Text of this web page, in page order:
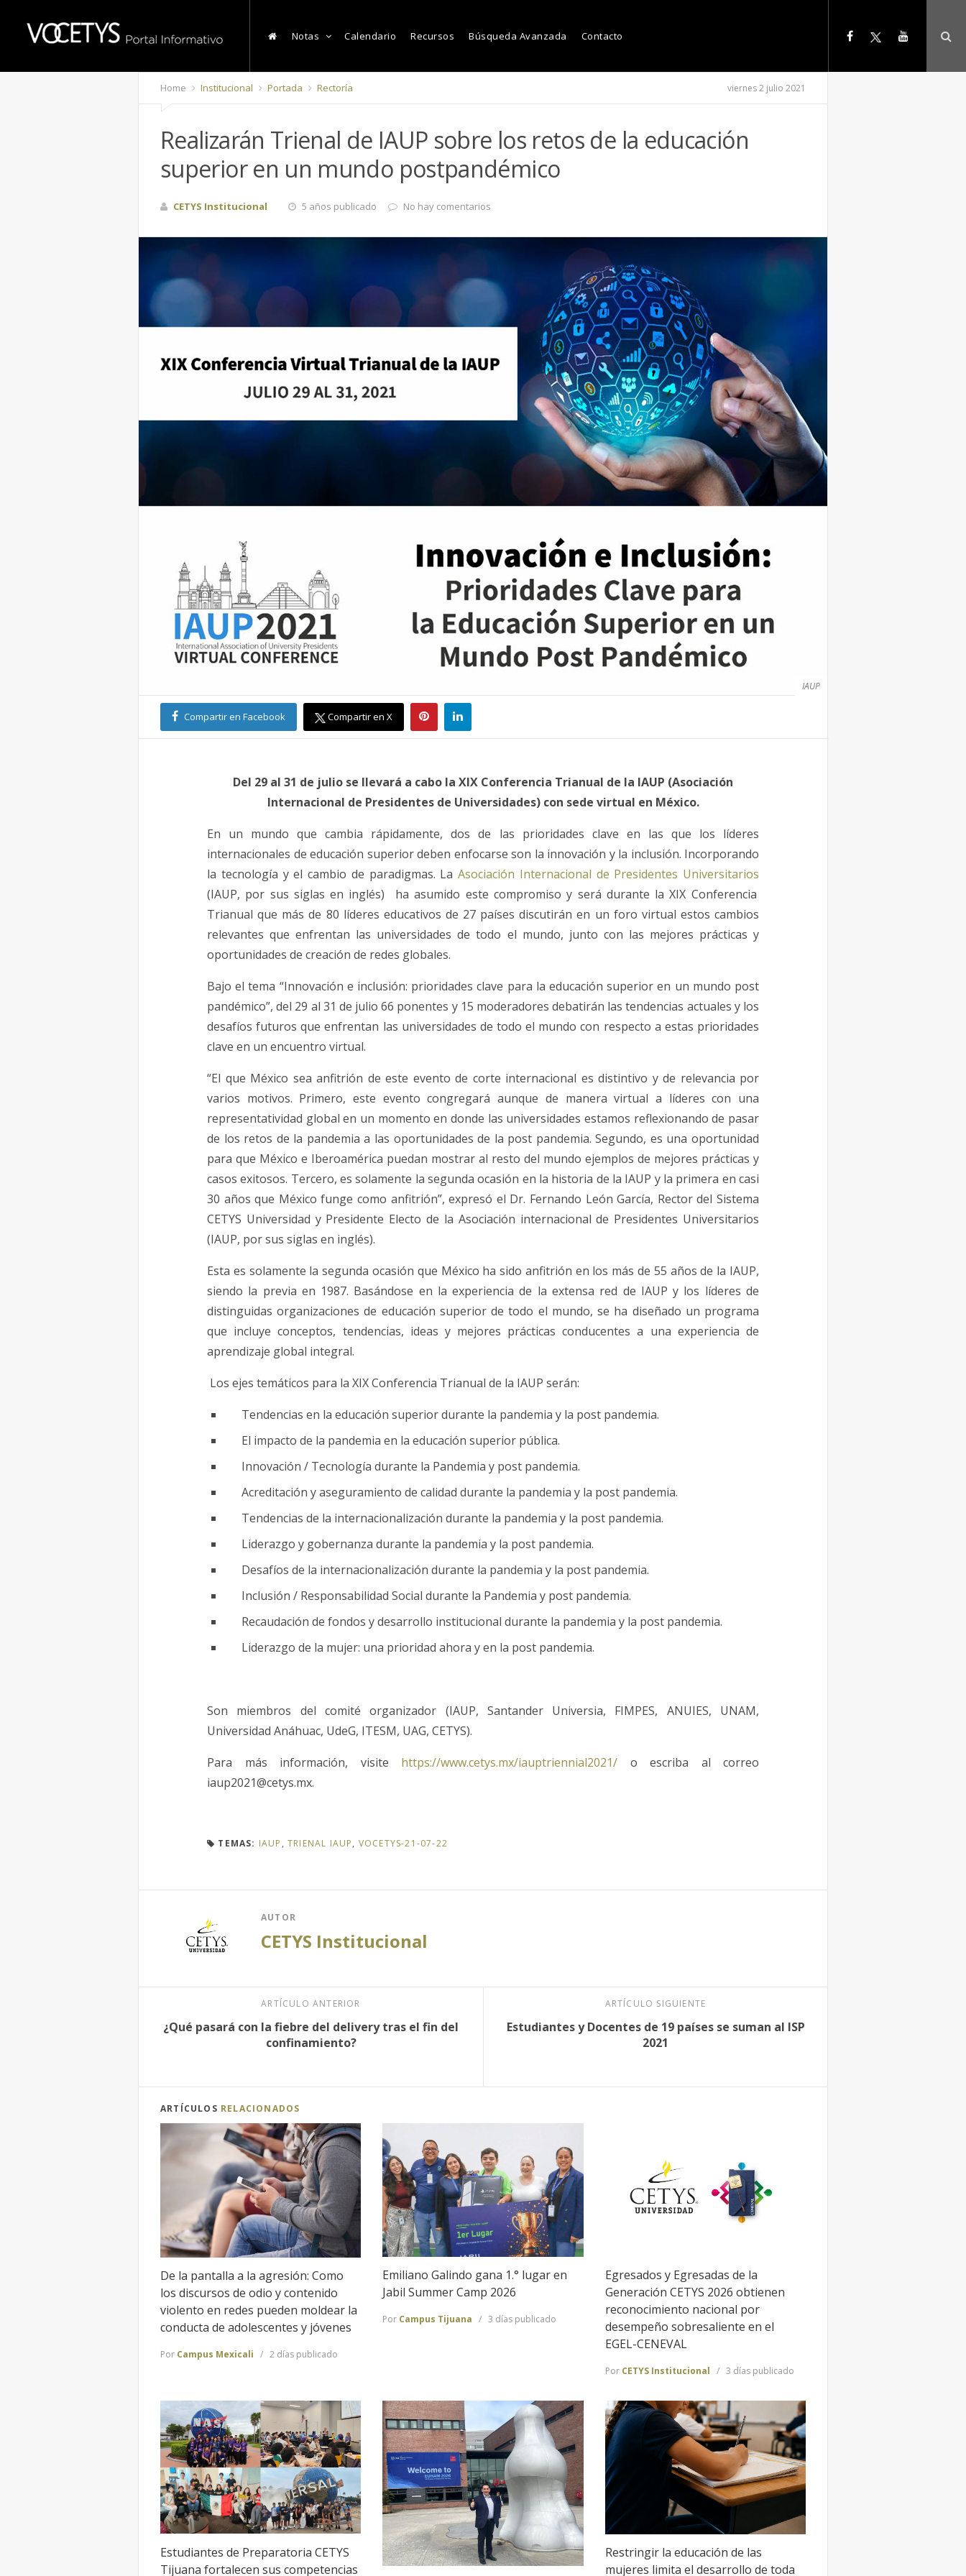
Notas Calendario Recursos Búsqueda Avanzada Contacto
Home Institucional Portada Rectoría viernes 2 julio 2021
Realizarán Trienal de IAUP sobre los retos de la educación
superior en un mundo postpandémico
CETYS Institucional 5 años publicado No hay comentarios
IAUP
Compartir en Facebook Compartir en X
Del 29 al 31 de julio se llevará a cabo la XIX Conferencia Trianual de la IAUP (Asociación
Internacional de Presidentes de Universidades) con sede virtual en México.
En un mundo que cambia rápidamente, dos de las prioridades clave en las que los líderes
internacionales de educación superior deben enfocarse son la innovación y la inclusión. Incorporando
la tecnología y el cambio de paradigmas. La Asociación Internacional de Presidentes Universitarios
(IAUP, por sus siglas en inglés) ha asumido este compromiso y será durante la XIX Conferencia
Trianual que más de 80 líderes educativos de 27 países discutirán en un foro virtual estos cambios
relevantes que enfrentan las universidades de todo el mundo, junto con las mejores prácticas y
oportunidades de creación de redes globales.
Bajo el tema “Innovación e inclusión: prioridades clave para la educación superior en un mundo post
pandémico”, del 29 al 31 de julio 66 ponentes y 15 moderadores debatirán las tendencias actuales y los
desafíos futuros que enfrentan las universidades de todo el mundo con respecto a estas prioridades
clave en un encuentro virtual.
“El que México sea anfitrión de este evento de corte internacional es distintivo y de relevancia por
varios motivos. Primero, este evento congregará aunque de manera virtual a líderes con una
representatividad global en un momento en donde las universidades estamos reflexionando de pasar
de los retos de la pandemia a las oportunidades de la post pandemia. Segundo, es una oportunidad
para que México e Iberoamérica puedan mostrar al resto del mundo ejemplos de mejores prácticas y
casos exitosos. Tercero, es solamente la segunda ocasión en la historia de la IAUP y la primera en casi
30 años que México funge como anfitrión”, expresó el Dr. Fernando León García, Rector del Sistema
CETYS Universidad y Presidente Electo de la Asociación internacional de Presidentes Universitarios
(IAUP, por sus siglas en inglés).
Esta es solamente la segunda ocasión que México ha sido anfitrión en los más de 55 años de la IAUP,
siendo la previa en 1987. Basándose en la experiencia de la extensa red de IAUP y los líderes de
distinguidas organizaciones de educación superior de todo el mundo, se ha diseñado un programa
que incluye conceptos, tendencias, ideas y mejores prácticas conducentes a una experiencia de
aprendizaje global integral.
Los ejes temáticos para la XIX Conferencia Trianual de la IAUP serán:
Tendencias en la educación superior durante la pandemia y la post pandemia.
El impacto de la pandemia en la educación superior pública.
Innovación / Tecnología durante la Pandemia y post pandemia.
Acreditación y aseguramiento de calidad durante la pandemia y la post pandemia.
Tendencias de la internacionalización durante la pandemia y la post pandemia.
Liderazgo y gobernanza durante la pandemia y la post pandemia.
Desafíos de la internacionalización durante la pandemia y la post pandemia.
Inclusión / Responsabilidad Social durante la Pandemia y post pandemia.
Recaudación de fondos y desarrollo institucional durante la pandemia y la post pandemia.
Liderazgo de la mujer: una prioridad ahora y en la post pandemia.
Son miembros del comité organizador (IAUP, Santander Universia, FIMPES, ANUIES, UNAM,
Universidad Anáhuac, UdeG, ITESM, UAG, CETYS).
Para más información, visite
https://www.cetys.mx/iauptriennial2021/ o escriba al correo
iaup2021@cetys.mx.
TEMAS: IAUP,TRIENAL IAUP, VOCETYS-21-07-22
AUTOR
CETYS Institucional
ARTÍCULO ANTERIOR
¿Qué pasará con la fiebre del delivery tras el fin del
confinamiento?
ARTÍCULO SIGUIENTE
Estudiantes y Docentes de 19 países se suman al ISP
2021
ARTÍCULOS RELACIONADOS
De la pantalla a la agresión: Como
los discursos de odio y contenido
violento en redes pueden moldear la
conducta de adolescentes y jóvenes
Por Campus Mexicali 2 días publicado
Emiliano Galindo gana 1.° lugar en
Jabil Summer Camp 2026
Por Campus Tijuana 3 días publicado
Egresados y Egresadas de la
Generación CETYS 2026 obtienen
reconocimiento nacional por
desempeño sobresaliente en el
EGEL-CENEVAL
Por CETYS Institucional 3 días publicado
Estudiantes de Preparatoria CETYS
Tijuana fortalecen sus competencias
Restringir la educación de las
mujeres limita el desarrollo de toda